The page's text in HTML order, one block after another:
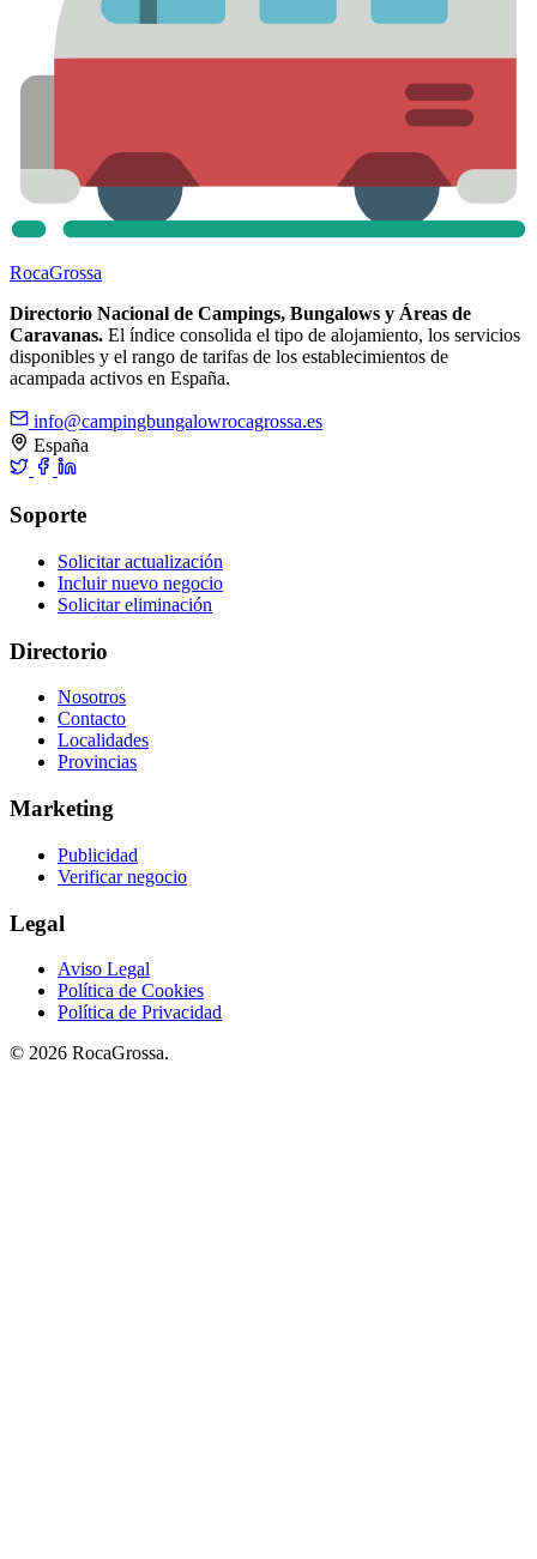
RocaGrossa
Directorio Nacional de Campings, Bungalows y Áreas de
Caravanas. El índice consolida el tipo de alojamiento, los servicios
disponibles y el rango de tarifas de los establecimientos de
acampada activos en España.
info@campingbungalowrocagrossa.es
España
Soporte
Solicitar actualización
Incluir nuevo negocio
Solicitar eliminación
Directorio
Nosotros
Contacto
Localidades
Provincias
Marketing
Publicidad
Verificar negocio
Legal
Aviso Legal
Política de Cookies
Política de Privacidad
© 2026 RocaGrossa.